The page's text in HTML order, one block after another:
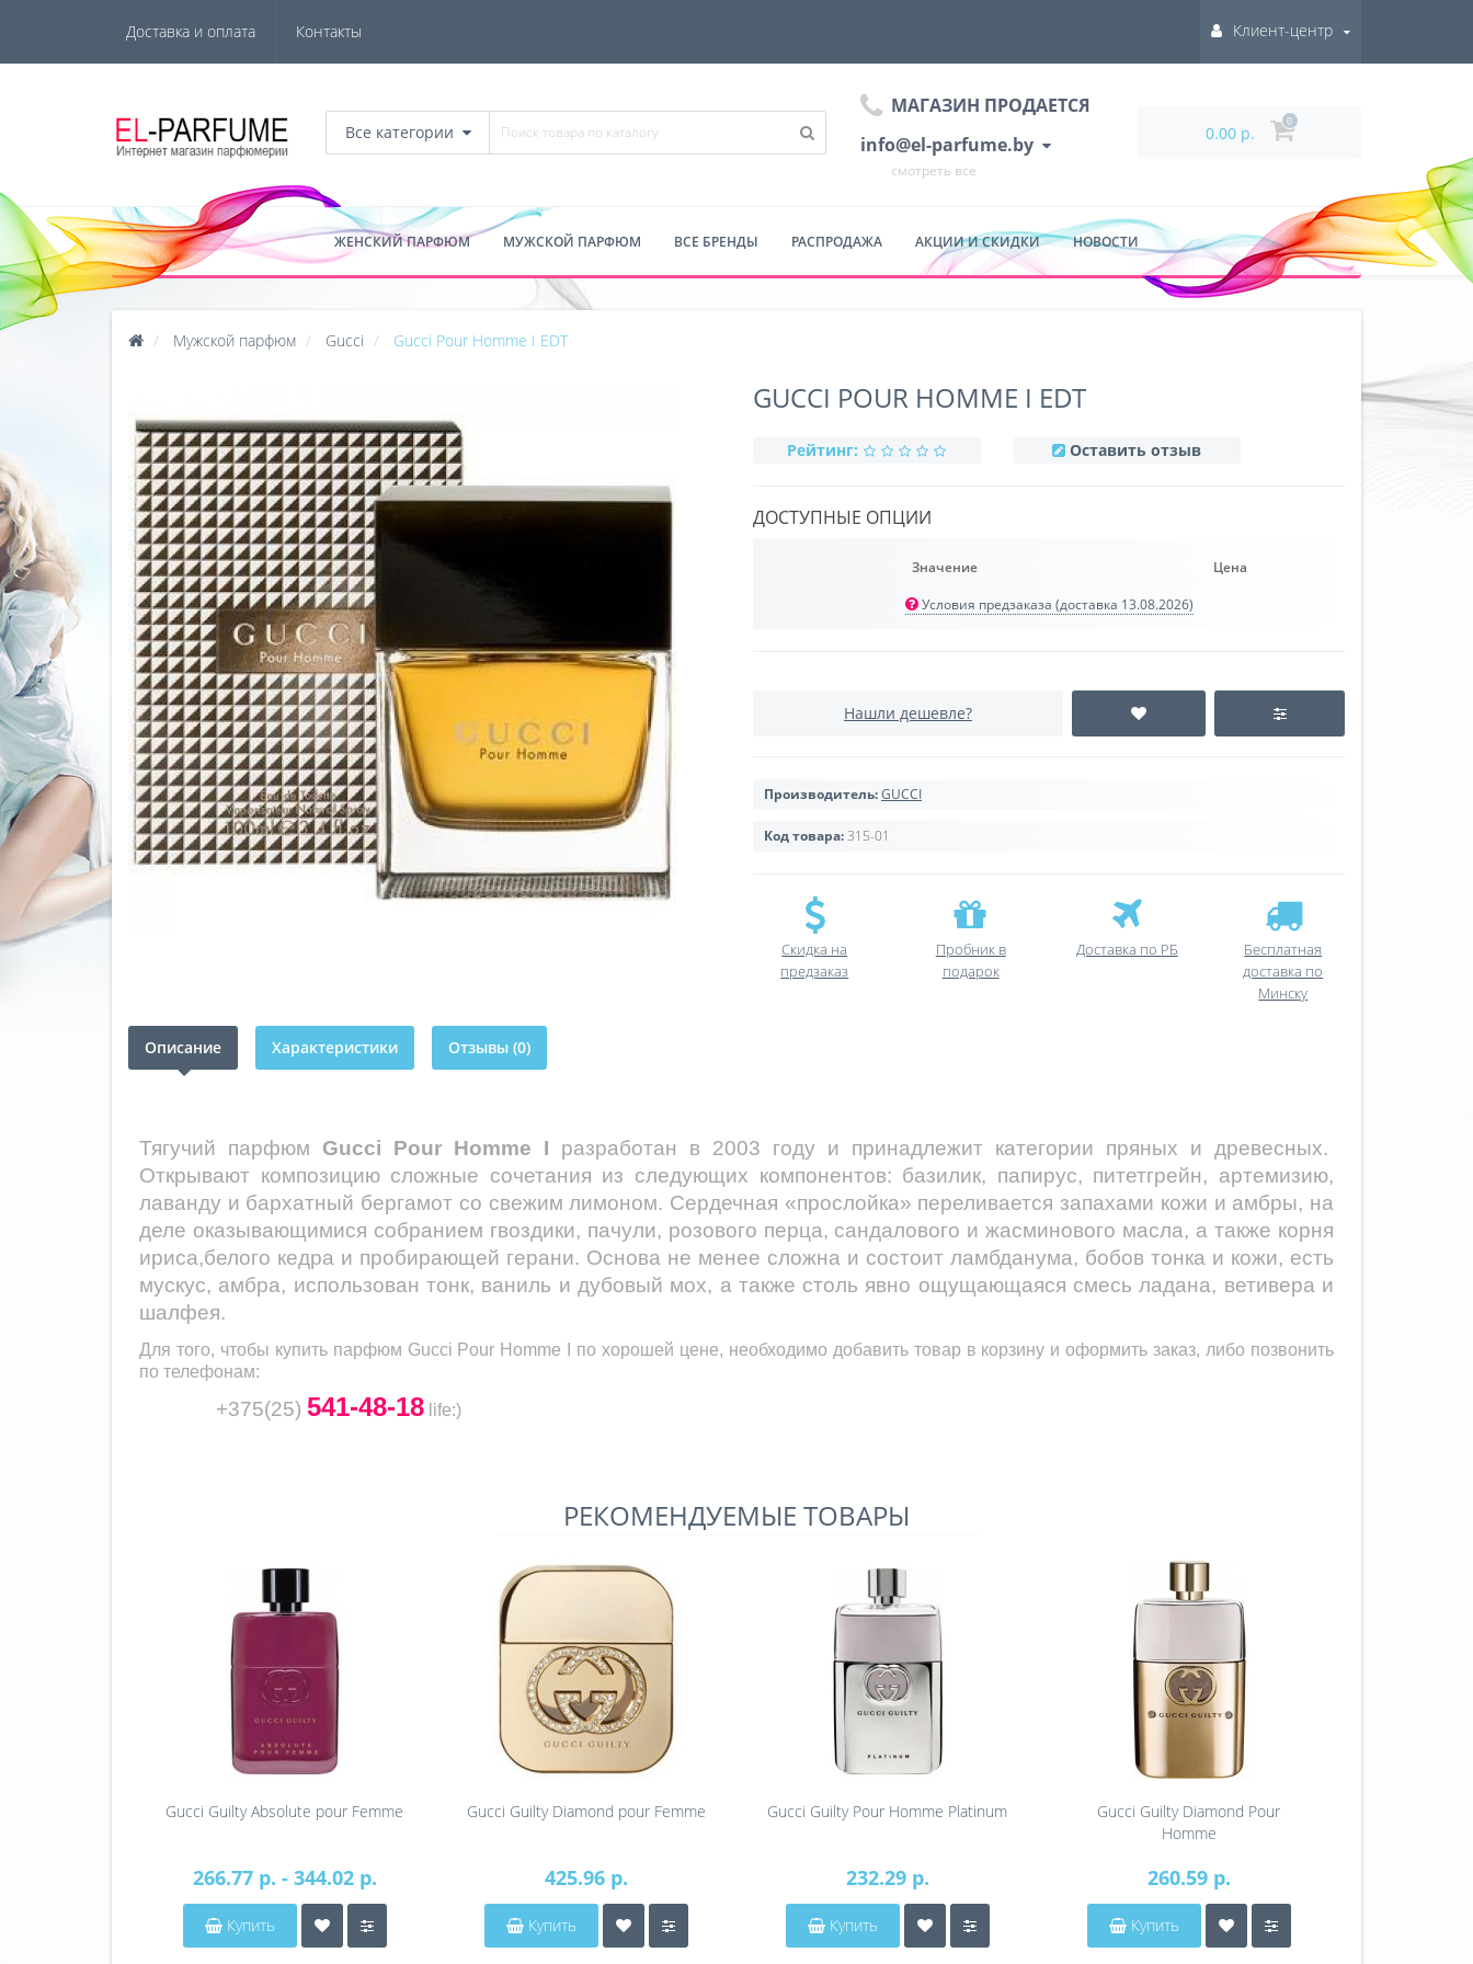
Доставка и оплата Контакты Клиент-центр
Все категории
МАГАЗИН ПРОДАЕТСЯ
info@el-parfume.by
смотреть все
0.00 р.
0
ЖЕНСКИЙ ПАРФЮМ МУЖСКОЙ ПАРФЮМ ВСЕ БРЕНДЫ РАСПРОДАЖА АКЦИИ И СКИДКИ НОВОСТИ
Мужской парфюм Gucci Gucci Pour Homme I EDT
GUCCI POUR HOMME I EDT
Рейтинг: Оставить отзыв
ДОСТУПНЫЕ ОПЦИИ
Значение
Цена
Условия предзаказа (доставка 13.08.2026)
Нашли дешевле?
Производитель:GUCCI
Код товара:315-01
Скидка на
предзаказ
Пробник в
подарок
Доставка по РБ
Бесплатная
доставка по
Минску
Описание Характеристики Отзывы (0)
Тягучий парфюм Gucci Pour Homme I
разработан в 2003 году и принадлежит категории пряных и древесных.
Открывают композицию сложные сочетания из следующих компонентов: базилик, папирус, питетгрейн, артемизию,
лаванду и бархатный бергамот со свежим лимоном. Сердечная «прослойка» переливается запахами кожи и амбры, на
деле оказывающимися собранием гвоздики, пачули, розового перца, сандалового и жасминового масла, а также корня
ириса,белого кедра и пробирающей герани. Основа не менее сложна и состоит ламбданума, бобов тонка и кожи, есть
мускус, амбра, использован тонк, ваниль и дубовый мох, а также столь явно ощущающаяся смесь ладана, ветивера и
шалфея.
Для того, чтобы купить парфюм Gucci Pour Homme I
по хорошей цене, необходимо добавить товар в корзину и оформить заказ, либо позвонить
по телефонам:
+375(25) 541-48-18 life:)
РЕКОМЕНДУЕМЫЕ ТОВАРЫ
Gucci Guilty Absolute pour Femme
266.77 р. - 344.02 р.
Купить
Gucci Guilty Diamond pour Femme
425.96 р.
Купить
Gucci Guilty Pour Homme Platinum
232.29 р.
Купить
Gucci Guilty Diamond Pour
Homme
260.59 р.
Купить